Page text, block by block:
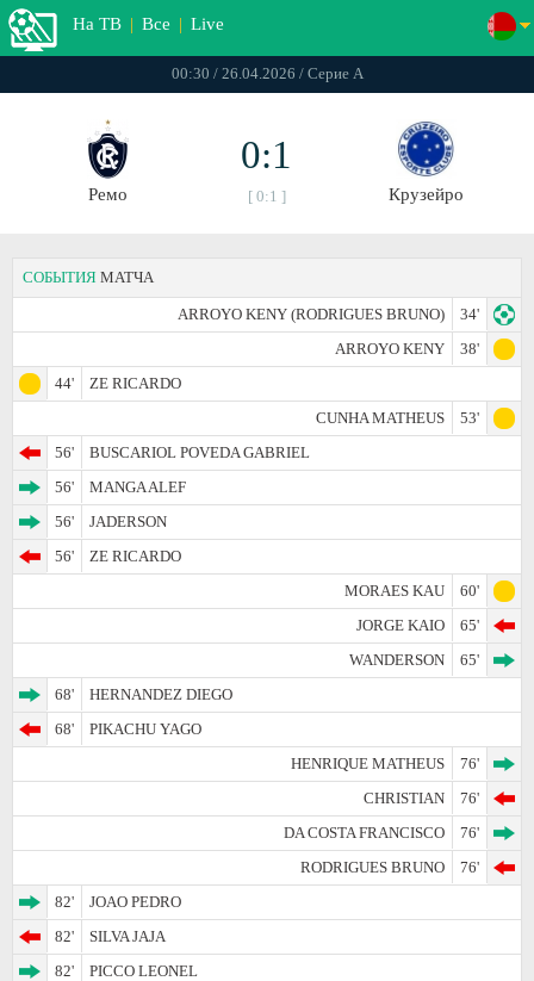
На ТВ | Все | Live
00:30 / 26.04.2026 / Серие А
Ремо
0:1
[ 0:1 ] Крузейро
СОБЫТИЯ МАТЧА
ARROYO KENY (RODRIGUES BRUNO)
34'
ARROYO KENY
38'
44'
ZE RICARDO
CUNHA MATHEUS
53'
56'
BUSCARIOL POVEDA GABRIEL
56'
MANGA ALEF
56'
JADERSON
56'
ZE RICARDO
MORAES KAU
60'
JORGE KAIO
65'
WANDERSON
65'
68'
HERNANDEZ DIEGO
68'
PIKACHU YAGO
HENRIQUE MATHEUS
76'
CHRISTIAN
76'
DA COSTA FRANCISCO
76'
RODRIGUES BRUNO
76'
82'
JOAO PEDRO
82'
SILVA JAJA
82'
PICCO LEONEL